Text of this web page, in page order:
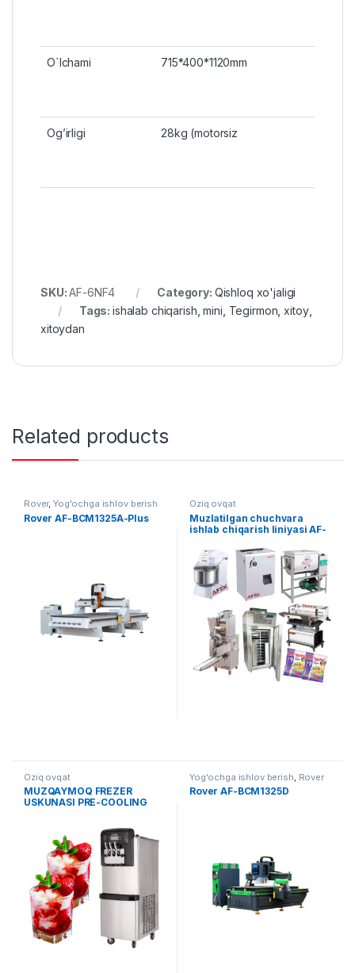
O`lchami 715*400*1120mm
Og’irligi 28kg (motorsiz
SKU:AF-6NF4 Category: Qishloq xo'jaligi
Tags:ishalab chiqarish ,mini Tegirmon ,xitoy,
xitoydan
Related products
Rover,Yog'ochga ishlov berish
Rover AF-BCM1325A-Plus
Oziq ovqat
Muzlatilgan chuchvara
ishlab chiqarish liniyasi AF-
Oziq ovqat
MUZQAYMOQ FREZER
USKUNASI PRE-COOLING
Yog'ochga ishlov berish Rover
Rover AF-BCM1325D